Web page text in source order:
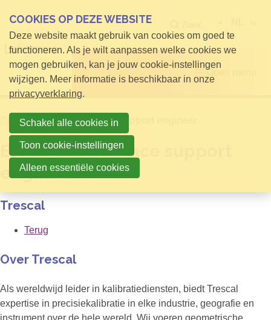
Open menu
HomeErvaren workplace support engineer
Ervaren workplace support
engineer
Trescal
Terug
Over Trescal
Als wereldwijd leider in kalibratiediensten, biedt Trescal
expertise in precisiekalibratie in elke industrie, geografie en
COOKIES OP DEZE WEBSITE
Deze website maakt gebruik van cookies om goed te
functioneren. Als je wilt aanpassen welke cookies we
mogen gebruiken, kan je jouw cookie-instellingen
wijzigen. Meer informatie is beschikbaar in onze
privacyverklaring.
Schakel alle cookies in
Toon cookie-instellingen
Alleen essentiële cookies